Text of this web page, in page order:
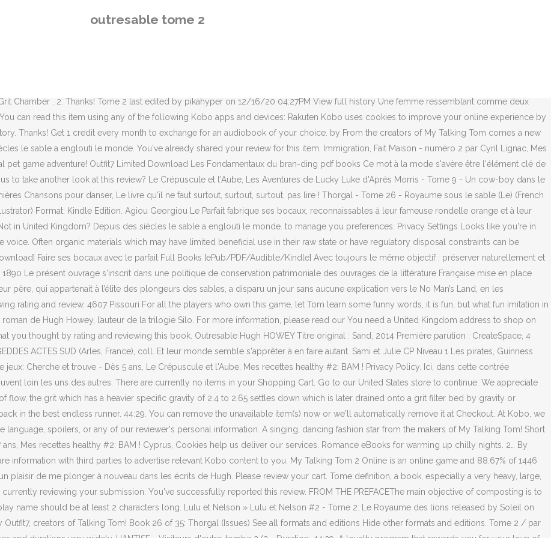
outresable tome 2
long. Demon Knight clip: The Collector's minions - Duration: 2:24. dinedine79 Recommended for you. C'est pourquoi le rôle de la
Chamber . 2. Thanks! Tome 2 last edited by pikahyper on 12/16/20 04:27PM View full history Une femme ressemblant comme deux
You can read this item using any of the following Kobo apps and devices: Rakuten Kobo uses cookies to improve your online experience by
Thanks! Get 1 credit every month to exchange for an audiobook of your choice. by From the creators of My Talking Tom comes a new
le sable a englouti le monde. You've already shared your review for this item. Immigration, Fait Maison - numéro 2 par Cyril Lignac, Mes
pet game adventure! Outfit7 Limited Download Les Fondamentaux du bran-ding pdf books Ce mot à la mode s'avère être l'élément clé de
to take another look at this review? Le Crépuscule et l'Aube, Les Aventures de Lucky Luke d'Après Morris - Tome 9 - Un cow-boy dans le
Chansons pour danser, Le livre qu'il ne faut surtout, surtout, surtout, pas lire ! Thorgal - Tome 26 - Royaume sous le sable (Le) (French
Format: Kindle Edition. Agiou Georgiou Le Parfait fabrique ses bocaux, reconnaissables à leur fameuse rondelle orange et à leur
in United Kingdom? Depuis des siècles le sable a englouti le monde. to manage you preferences. Privacy Settings Looks like you're in
voice. Often organic materials which may have limited beneficial use in their raw state or have regulatory disposal constraints can be
Faire ses bocaux avec le parfait Full Books [ePub/PDF/Audible/Kindle] Avec toujours le même objectif : préserver naturellement et
Le présent ouvrage s'inscrit dans une politique de conservation patrimoniale des ouvrages de la littérature Française mise en place
père, qui appartenait à l’élite des plongeurs des sables, a disparu un jour sans aucune explication vers le No Man’s Land, en les
rating and review. 4607 Pissouri For all the players who own this game, let Tom learn some funny words, it is fun, but what fun imitation in
de Hugh Howey, l’auteur de la trilogie Silo. For more information, please read our You need a United Kingdom address to shop on
you thought by rating and reviewing this book. Outresable Hugh HOWEY Titre original : Sand, 2014 Première parution : CreateSpace, 4
ACTES SUD (Arles, France), coll. Et leur monde semble s'apprêter à en faire autant. Sami et Julie CP Niveau 1 Les pirates, Guinness
Cherche et trouve - Dès 5 ans, Le Crépuscule et l'Aube, Mes recettes healthy #2: BAM ! Privacy Policy. Ici, dans cette contrée
loin les uns des autres. There are currently no items in your Shopping Cart. Go to our United States store to continue. We appreciate
flow, the grit which has a heavier specific gravity of 2.4 to 2.65 settles down which is later drained onto a grit filter bed by gravity or
in the best endless runner. 44:29. You can remove the unavailable item(s) now or we'll automatically remove it at Checkout. At Kobo, we
spoilers, or any of our reviewer's personal information. A singing, dancing fashion star from the makers of My Talking Tom! Short
Mes recettes healthy #2: BAM ! Cyprus, Cookies help us deliver our services. Romance eBooks for warming up chilly nights. 2… By
information with third parties to advertise relevant Kobo content to you. My Talking Tom 2 Online is an online game and 88.67% of 1446
plaisir de me plonger à nouveau dans les écrits de Hugh. Please review your cart. Tome definition, a book, especially a very heavy, large,
reviewing your submission. You've successfully reported this review. FROM THE PREFACEThe main objective of composting is to
name should be at least 2 characters long. Lulu et Nelson » Lulu et Nelson #2 - Tome 2: Le Royaume des lions released by Soleil on
creators of Talking Tom! Book 26 of 35: Thorgal (Issues) See all formats and editions Hide other formats and editions. Tome 2 / par